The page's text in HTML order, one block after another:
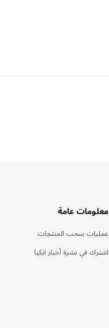
معلومات عامة
عمليات سحب المنتجات
اشترك في نشرة أخبار ايكيا